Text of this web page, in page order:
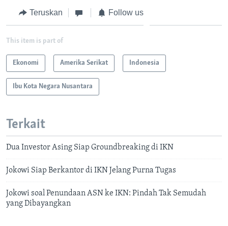
Teruskan Follow us
This item is part of
Ekonomi Amerika Serikat Indonesia
Ibu Kota Negara Nusantara
Terkait
Dua Investor Asing Siap Groundbreaking di IKN
Jokowi Siap Berkantor di IKN Jelang Purna Tugas
Jokowi soal Penundaan ASN ke IKN: Pindah Tak Semudah
yang Dibayangkan